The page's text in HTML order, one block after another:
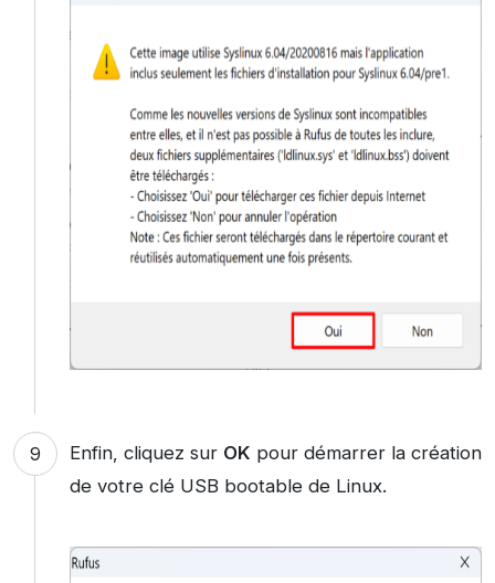
Enfin, cliquez sur OK pour démarrer la création
de votre clé USB bootable de Linux.